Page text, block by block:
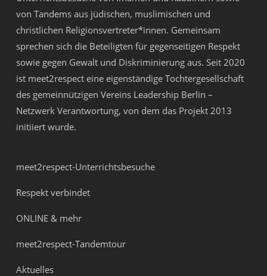
von Tandems aus jüdischen, muslimischen und
christlichen Religionsvertreter*innen. Gemeinsam
sprechen sich die Beteiligten für gegenseitigen Respekt
sowie gegen Gewalt und Diskriminierung aus. Seit 2020
ist meet2respect eine eigenständige Tochtergesellschaft
des gemeinnützigen Vereins Leadership Berlin –
Netzwerk Verantwortung, von dem das Projekt 2013
initiiert wurde.
meet2respect-Unterrichtsbesuche
Respekt verbindet
ONLINE & mehr
meet2respect-Tandemtour
Aktuelles